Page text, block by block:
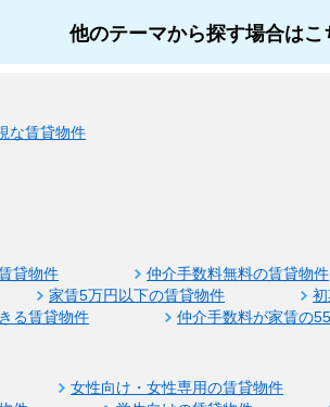
他のテーマから探す場合はこ
な賃貸物件
貸物件 仲介手数料無料の賃貸物件
家賃5万円以下の賃貸物件
る賃貸物件
仲介手数料が家賃の
女性向け・女性専用の賃貸物件